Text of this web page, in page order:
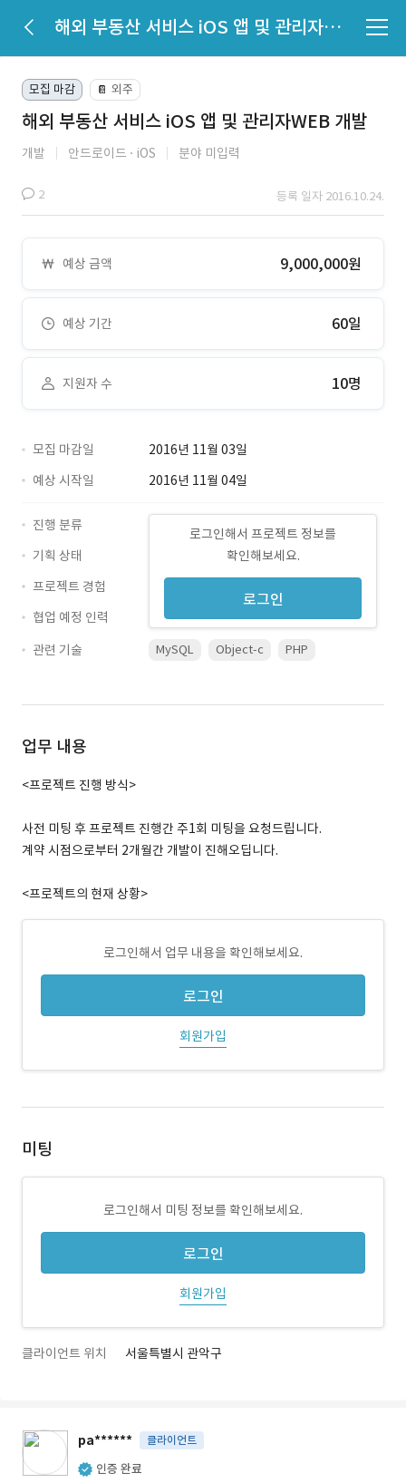
해외 부동산 서비스 iOS 앱 및 관리자WEB 개발
모집 마감 📔 외주
해외 부동산 서비스 iOS 앱 및 관리자WEB 개발
개발 안드로이드 iOS 분야 미입력
2 등록 일자 2016.10.24.
예상 금액 9,000,000원
예상 기간 60일
지원자 수 10명
모집 마감일
2016년 11월 03일
예상 시작일
2016년 11월 04일
로그인해서 프로젝트 정보를
확인해보세요.
로그인
진행 분류
기획 상태
프로젝트 경험
협업 예정 인력
관련 기술
MySQL Object-c PHP
업무 내용
<프로젝트 진행 방식>
사전 미팅 후 프로젝트 진행간 주1회 미팅을 요청드립니다.
계약 시점으로부터 2개월간 개발이 진해오딥니다.
<프로젝트의 현재 상황>
로그인해서 업무 내용을 확인해보세요.
로그인
회원가입
미팅
로그인해서 미팅 정보를 확인해보세요.
로그인
회원가입
클라이언트 위치 서울특별시 관악구
pa****** 클라이언트
인증 완료